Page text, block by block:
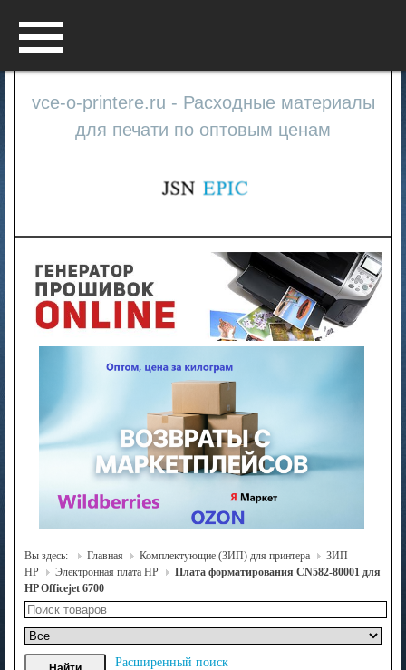
vce-o-printere.ru - Расходные материалы
для печати по оптовым ценам
Вы здесь: Главная Комплектующие (ЗИП) для принтера
ЗИП
HP
Электронная плата HP
Плата форматирования CN582-80001 для
HP Officejet 6700
Расширенный поиск